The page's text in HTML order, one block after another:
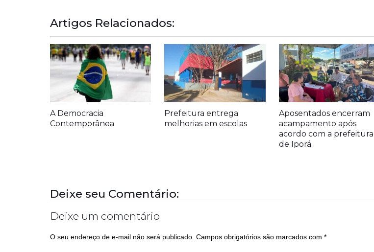
Artigos Relacionados:
A Democracia
Contemporânea
Prefeitura entrega
melhorias em escolas
Aposentados encerram
acampamento após
acordo com a prefeitura
de Iporá
Deixe seu Comentário:
Deixe um comentário
O seu endereço de e-mail não será publicado. Campos obrigatórios são marcados com *